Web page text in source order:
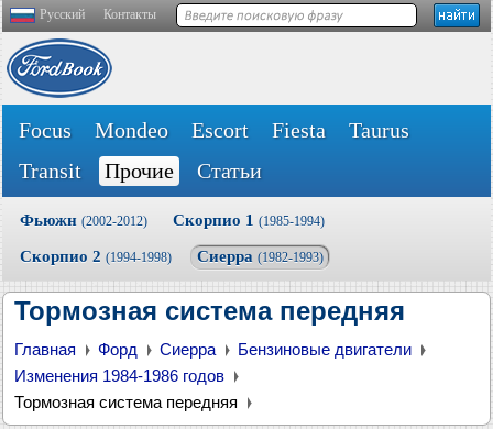
Русский Контакты
Focus Mondeo Escort Fiesta
Taurus
Transit
Прочие Статьи
Фьюжн (2002-2012) Скорпио 1 (1985-1994)
Скорпио 2 (1994-1998) Сиерра (1982-1993)
Тормозная система передняя
Главная Форд Сиерра
Бензиновые двигатели
Изменения 1984-1986 годов
Тормозная система передняя